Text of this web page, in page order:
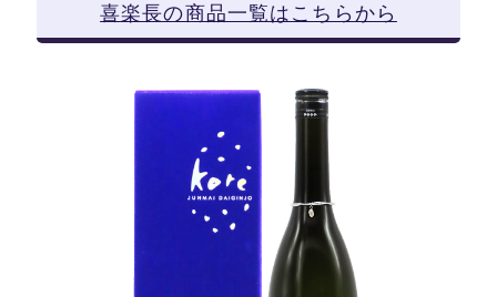
喜楽長の商品一覧はこちらから